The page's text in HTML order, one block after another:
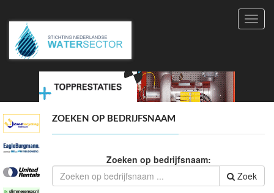
ZOEKEN OP BEDRIJFSNAAM
Zoeken op bedrijfsnaam:
Zoek